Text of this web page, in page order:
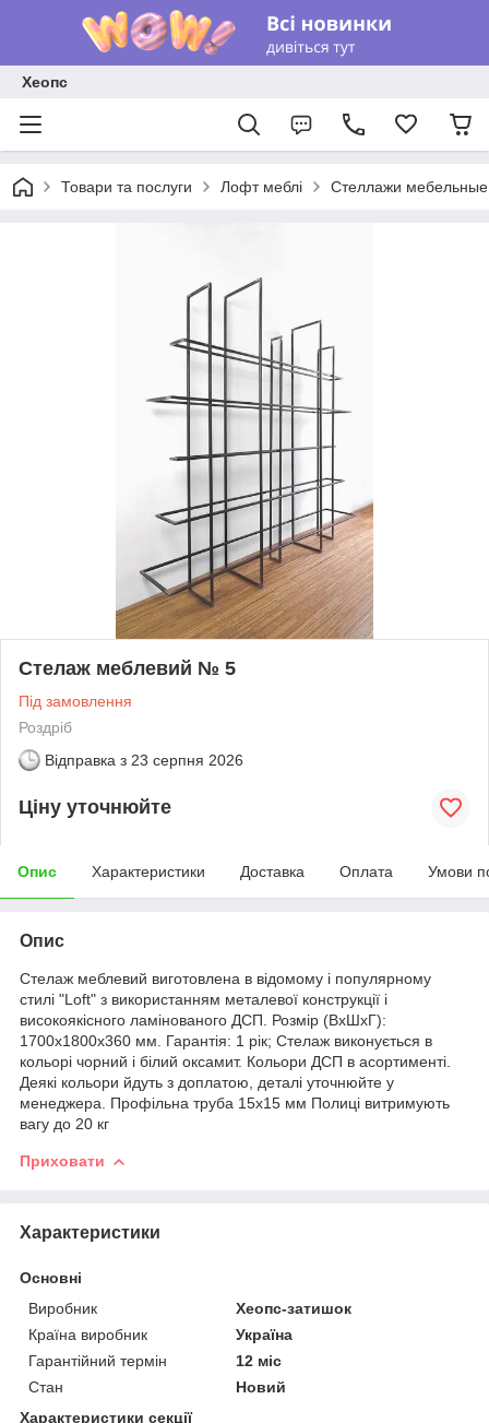
Хеопс
Товари та послуги Лофт меблі Стеллажи мебельные
Стелаж меблевий № 5
Під замовлення
Роздріб
Відправка з 23 серпня 2026
Ціну уточнюйте
Опис Характеристики Доставка Оплата Умови
Опис
Стелаж меблевий виготовлена в відомому і популярному
стилі "Loft" з використанням металевої конструкції і
високоякісного ламінованого ДСП. Розмір (ВхШхГ):
1700х1800х360 мм. Гарантія: 1 рік; Стелаж виконується в
кольорі чорний і білий оксамит. Кольори ДСП в асортименті.
Деякі кольори йдуть з доплатою, деталі уточнюйте у
менеджера. Профільна труба 15х15 мм Полиці витримують
вагу до 20 кг
Приховати
Характеристики
Основні
Виробник
Хеопс-затишок
Країна виробник
Україна
Гарантійний термін
12 міс
Стан
Новий
Характеристики секції